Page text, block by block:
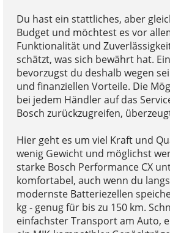
Du hast ein stattliches, aber
Budget und möchtest es vor
Funktionalität und
schätzt, was sich bewährt hat.
bevorzugst du deshalb wegen
und finanziellen Vorteile. Die
bei jedem Händler auf das
Bosch zurückzugreifen,
Hier geht es um viel Kraft und
wenig Gewicht und möglichst
starke Bosch Performance CX
komfortabel, auch wenn du
modernste Batteriezellen
kg - genug für bis zu 150 km.
einfachster Transport am Auto,